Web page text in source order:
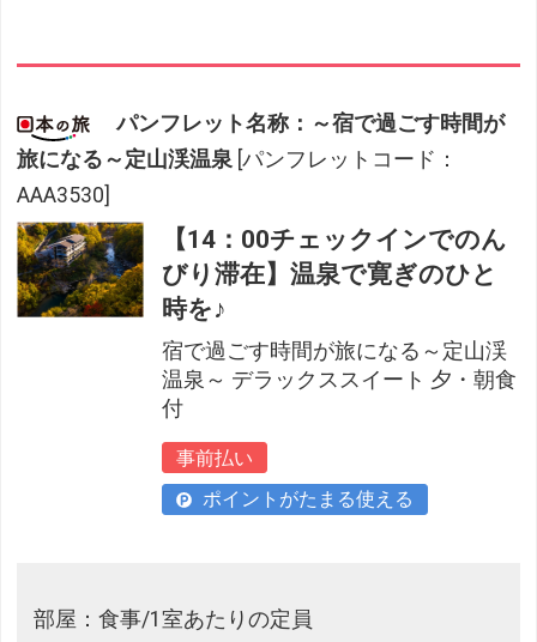
パンフレット名称：～宿で過ごす時間が
旅になる～定山渓温泉 [パンフレットコード：
AAA3530]
【14：00チェックインでのん
びり滞在】温泉で寛ぎのひと
時を♪
宿で過ごす時間が旅になる～定山渓
温泉～ デラックススイート 夕・朝食
付
事前払い
ポイントがたまる使える
部屋：食事/1室あたりの定員